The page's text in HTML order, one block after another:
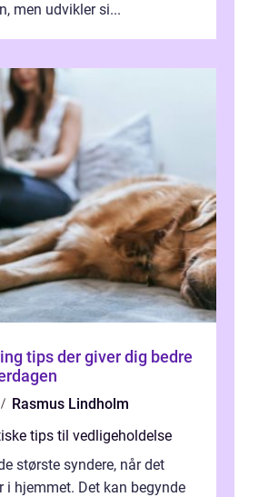
men udvikler si...
tips der giver dig bedre
Rasmus Lindholm
tips til vedligeholdelse
største syndere, når det
hjemmet. Det kan begynde